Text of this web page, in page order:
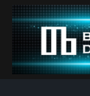
Skip
content